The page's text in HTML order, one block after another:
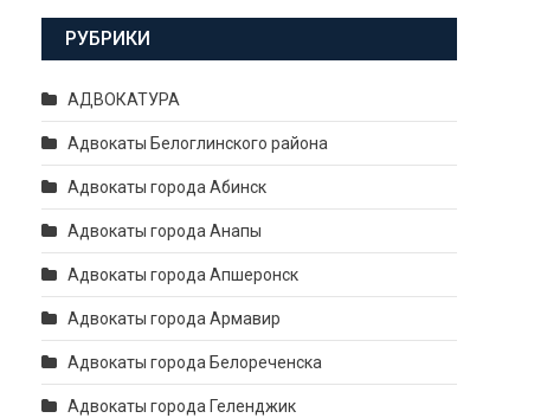
РУБРИКИ
АДВОКАТУРА
Адвокаты Белоглинского района
Адвокаты города Абинск
Адвокаты города Анапы
Адвокаты города Апшеронск
Адвокаты города Армавир
Адвокаты города Белореченска
Адвокаты города Геленджик